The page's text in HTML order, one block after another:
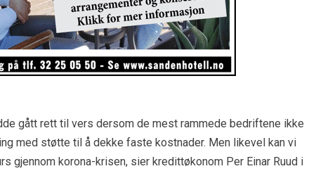
gått rett til vers dersom de mest rammede bedriftene ikke
med støtte til å dekke faste kostnader. Men likevel kan vi
gjennom korona-krisen, sier kredittøkonom Per Einar Ruud i